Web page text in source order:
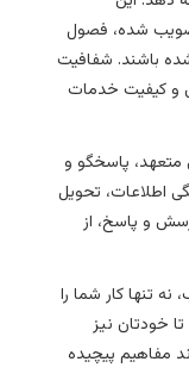
شده، فصول
شفافیت
خدمات
پاسخگو و
تحویل
پاسخ، از
کار شما را
نیز
پیچیده